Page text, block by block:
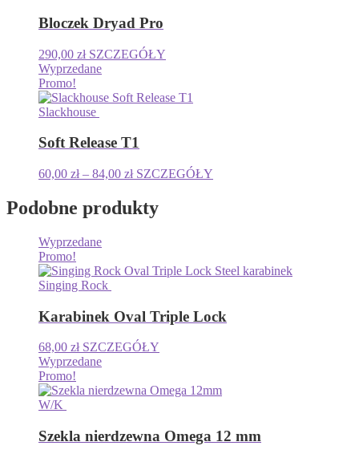
Bloczek Dryad Pro
290,00 zł SZCZEGÓŁY
Wyprzedane
Promo!
Slackhouse
Soft Release T1
60,00 zł – 84,00 złZakres
od
60,00 zł
SZCZEGÓŁY
Podobne produkty
Wyprzedane
Promo!
Singing Rock
Karabinek Oval Triple Lock
68,00 zł SZCZEGÓŁY
Wyprzedane
Promo!
W/K
Szekla nierdzewna Omega 12 mm